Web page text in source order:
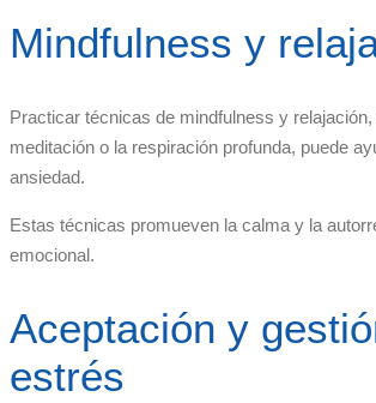
Mindfulness y
Practicar técnicas de mindfulness y
meditación o la respiración profunda, puede
ansiedad.
Estas técnicas promueven la calma y la
emocional.
Aceptación y
estrés